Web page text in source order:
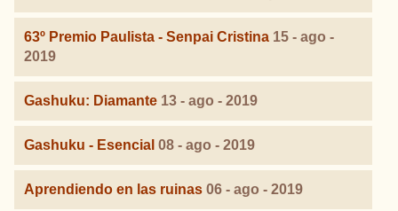
63º Premio Paulista - Senpai Cristina 15 - ago -
2019
Gashuku: Diamante 13 - ago - 2019
Gashuku - Esencial 08 - ago - 2019
Aprendiendo en las ruinas 06 - ago - 2019